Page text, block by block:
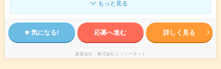
もっと見る
気になる! 応募へ進む 詳しく見る
派遣会社 株式会社ニッソーネット